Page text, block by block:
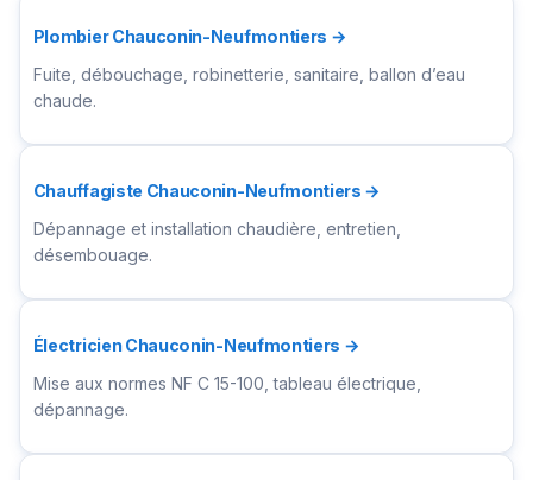
Plombier Chauconin-Neufmontiers →
Fuite, débouchage, robinetterie, sanitaire, ballon d’eau
chaude.
Chauffagiste Chauconin-Neufmontiers →
Dépannage et installation chaudière, entretien,
désembouage.
Électricien Chauconin-Neufmontiers →
Mise aux normes NF C 15-100, tableau électrique,
dépannage.